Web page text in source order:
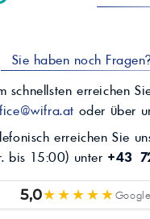
Sie haben noch
schnellsten erreichen
oder über
erreichen Sie
bis 15:00) unter +43
5,0★★★★★